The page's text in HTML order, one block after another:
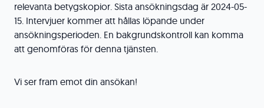
relevanta betygskopior. Sista ansökningsdag är 2024-05-
15. Intervjuer kommer att hållas löpande under
ansökningsperioden. En bakgrundskontroll kan komma
att genomföras för denna tjänsten.
Vi ser fram emot din ansökan!